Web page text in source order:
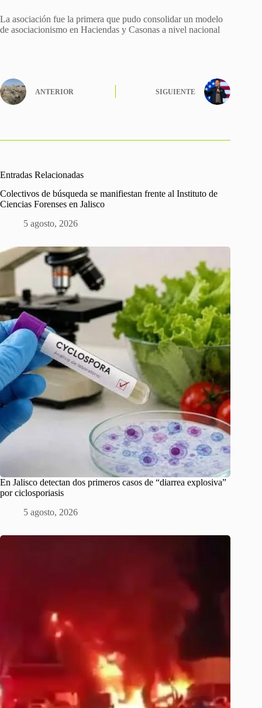
La asociación fue la primera que pudo consolidar un modelo
de asociacionismo en Haciendas y Casonas a nivel nacional
ANTERIOR SIGUIENTE
Entradas Relacionadas
Colectivos de búsqueda se manifiestan frente al Instituto de
Ciencias Forenses en Jalisco
5 agosto, 2026
En Jalisco detectan dos primeros casos de “diarrea explosiva”
por ciclosporiasis
5 agosto, 2026